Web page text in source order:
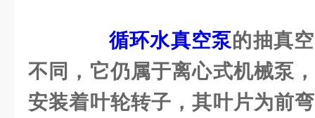
循环水真空泵的抽真
不同，它仍属于离心式机械泵
安装着叶轮转子，其叶片为前